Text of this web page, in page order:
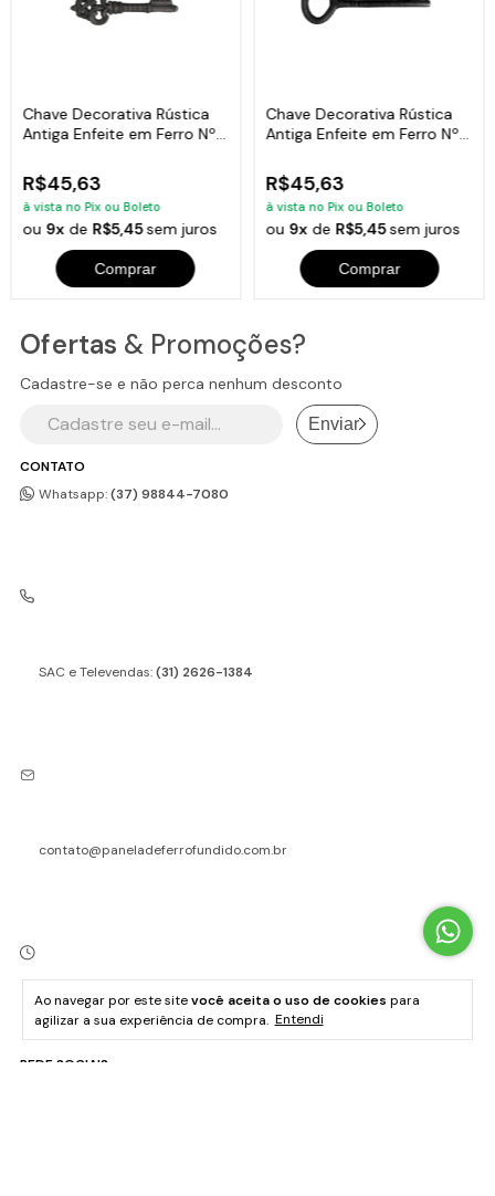
Ao navegar por este sitevocê aceita o uso de cookies para
agilizar a sua experiência de compra. Entendi
Chave Decorativa Rústica
Antiga Enfeite em Ferro Nº
R$45,63
à vista no Pix ou Boleto
ou 9x de R$5,45sem juros
Comprar
Chave Decorativa Rústica
Antiga Enfeite em Ferro Nº
R$45,63
à vista no Pix ou Boleto
ou 9x de R$5,45sem juros
Comprar
CONTATO
Whatsapp:(37) 98844-7080
SAC e Televendas:(31) 2626-1384
contato@paneladeferrofundido.com.br
Segunda a sexta, das 08h às 17h
REDE SOCIAIS
Ofertas & Promoções?
Cadastre-se e não perca nenhum desconto
Enviar